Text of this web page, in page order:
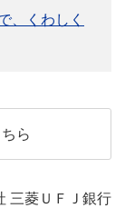
、くわしく
ら
三菱ＵＦＪ銀行